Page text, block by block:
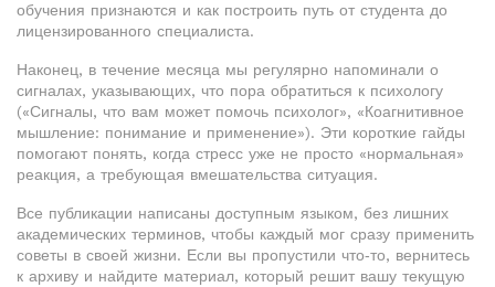
обучения признаются и как построить путь от студента до
лицензированного специалиста.
Наконец, в течение месяца мы регулярно напоминали о
сигналах, указывающих, что пора обратиться к психологу
(«Сигналы, что вам может помочь психолог», «Коагнитивное
мышление: понимание и применение»). Эти короткие гайды
помогают понять, когда стресс уже не просто «нормальная»
реакция, а требующая вмешательства ситуация.
Все публикации написаны доступным языком, без лишних
академических терминов, чтобы каждый мог сразу применить
советы в своей жизни. Если вы пропустили что‑то, вернитесь
к архиву и найдите материал, который решит вашу текущую